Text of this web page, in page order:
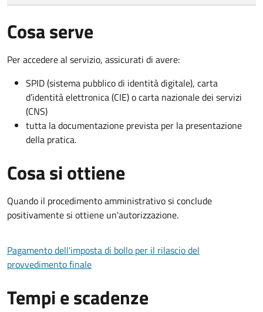
Cosa serve
Per accedere al servizio, assicurati di avere:
SPID (sistema pubblico di identità digitale), carta
d’identità elettronica (CIE) o carta nazionale dei servizi
(CNS)
tutta la documentazione prevista per la presentazione
della pratica.
Cosa si ottiene
Quando il procedimento amministrativo si conclude
positivamente si ottiene un'autorizzazione.
Pagamento dell'imposta di bollo per il rilascio del
provvedimento finale
Tempi e scadenze